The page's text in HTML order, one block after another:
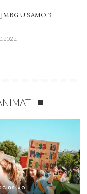
U SAMO 3